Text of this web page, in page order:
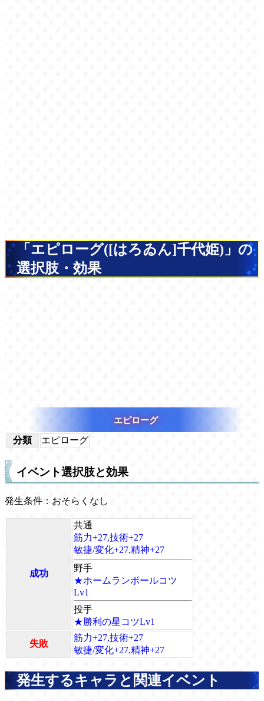
「エピローグ([はろゐん]千代姫)」の
選択肢・効果
エピローグ
分類 エピローグ
イベント選択肢と効果
発生条件：おそらくなし
成功
共通
筋力+27,技術+27
敏捷/変化+27,精神+27
野手
★ホームランボールコツ
Lv1
投手
★勝利の星コツLv1
失敗
筋力+27,技術+27
敏捷/変化+27,精神+27
発生するキャラと関連イベント